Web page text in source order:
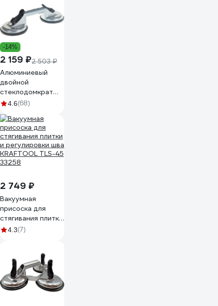
-14%
2 159 ₽2 503 ₽
Алюминиевый
двойной
стеклодомкрат
MATRIX 875205
4.6(68)
2 749 ₽
Вакуумная
присоска для
стягивания плитки
и регулировки шва
4.3(7)